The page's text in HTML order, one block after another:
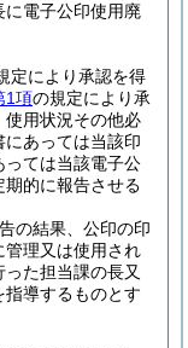
に電子公印使用廃
定により承認を得
1項の規定により承
使用状況その他必
あっては当該印
っては当該電子公
的に報告させる
の結果、公印の印
管理又は使用され
た担当課の長又
導するものとす